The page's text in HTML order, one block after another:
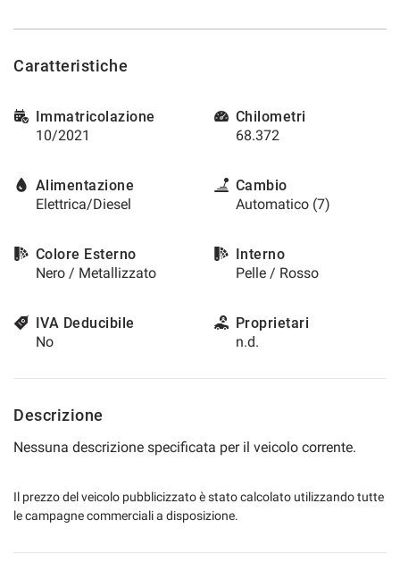
NEWS
Caratteristiche
Immatricolazione
10/2021
Chilometri
68.372
Alimentazione
Elettrica/Diesel
Cambio
Automatico (7)
Colore Esterno
Nero / Metallizzato
Interno
Pelle / Rosso
IVA Deducibile
No
Proprietari
n.d.
Descrizione
Nessuna descrizione specificata per il veicolo corrente.
Il prezzo del veicolo pubblicizzato è stato calcolato utilizzando tutte
le campagne commerciali a disposizione.
ottenere
informazioni
sull'utilità
funzionamento
di
tracciamento
alla
cookie
Puoi
e
le
in
qualsiasi